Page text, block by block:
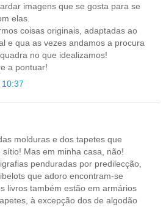
imagens que se gosta para se
elas.
coisas originais, adaptadas ao
e qua as vezes andamos a procura
no que idealizamos!
a pontuar!
molduras e dos tapetes que
Mas em minha casa, não!
penduradas por predilecção,
que adoro encontram-se
livros também estão em armários
à excepção dos de algodão